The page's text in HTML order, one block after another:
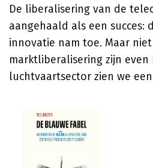
De liberalisering van de
aangehaald als een succes:
innovatie nam toe. Maar
marktliberalisering zijn
luchtvaartsector zien we